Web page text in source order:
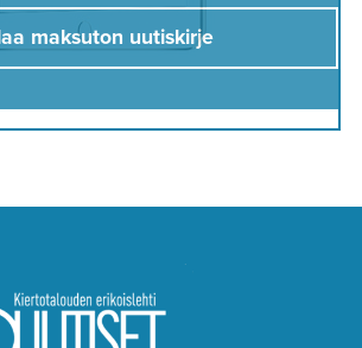
maksuton uutiskirje